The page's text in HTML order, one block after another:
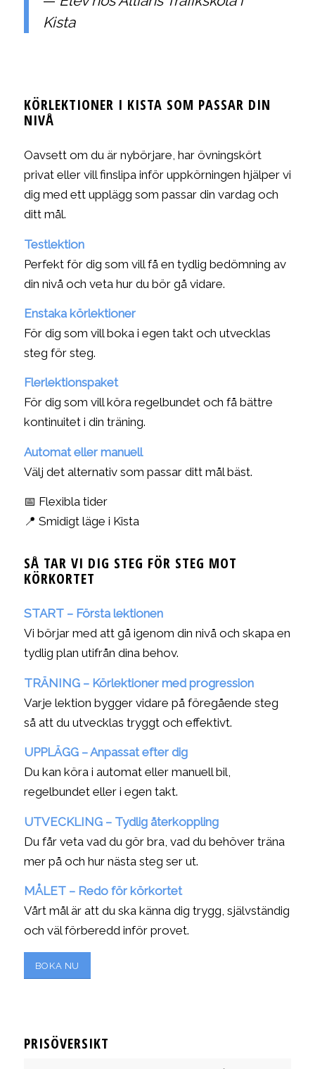
Kista
KÖRLEKTIONER I KISTA SOM PASSAR DIN
NIVÅ
Oavsett om du är nybörjare, har övningskört
privat eller vill finslipa inför uppkörningen hjälper vi
dig med ett upplägg som passar din vardag och
ditt mål.
Testlektion
Perfekt för dig som vill få en tydlig bedömning av
din nivå och veta hur du bör gå vidare.
Enstaka körlektioner
För dig som vill boka i egen takt och utvecklas
steg för steg.
Flerlektionspaket
För dig som vill köra regelbundet och få bättre
kontinuitet i din träning.
Automat eller manuell
Välj det alternativ som passar ditt mål bäst.
📅 Flexibla tider
📍 Smidigt läge i Kista
SÅ TAR VI DIG STEG FÖR STEG MOT
KÖRKORTET
START – Första lektionen
Vi börjar med att gå igenom din nivå och skapa en
tydlig plan utifrån dina behov.
TRÄNING – Körlektioner med progression
Varje lektion bygger vidare på föregående steg
så att du utvecklas tryggt och effektivt.
UPPLÄGG – Anpassat efter dig
Du kan köra i automat eller manuell bil,
regelbundet eller i egen takt.
UTVECKLING – Tydlig återkoppling
Du får veta vad du gör bra, vad du behöver träna
mer på och hur nästa steg ser ut.
MÅLET – Redo för körkortet
Vårt mål är att du ska känna dig trygg, självständig
och väl förberedd inför provet.
BOKA NU
PRISÖVERSIKT